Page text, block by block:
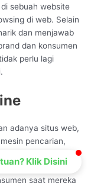
sebuah website
di web. Selain
dan menjawab
dan konsumen
perlu lagi
adanya situs web,
pencarian,
pemasaran
apapun jika
saat mereka
Klik Disini